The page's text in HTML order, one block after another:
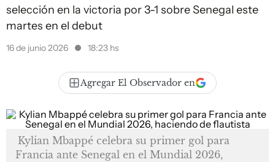
selección en la victoria por 3-1 sobre Senegal este
martes en el debut
16 de junio 2026 18:23 hs
Agregar El Observador en
Kylian Mbappé celebra su primer gol para
Francia ante Senegal en el Mundial 2026,